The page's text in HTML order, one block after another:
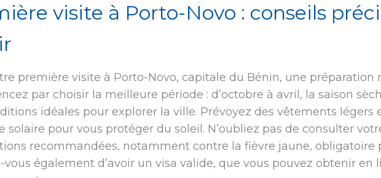
visite à Porto-Novo : conseils
première visite à Porto-Novo, capitale du Bénin, une préparation
par choisir la meilleure période : d’octobre à avril, la saison
idéales pour explorer la ville. Prévoyez des vêtements légers
solaire pour vous protéger du soleil. N’oubliez pas de consulter
recommandées, notamment contre la fièvre jaune, obligatoire
vous également d’avoir un visa valide, que vous pouvez obtenir en